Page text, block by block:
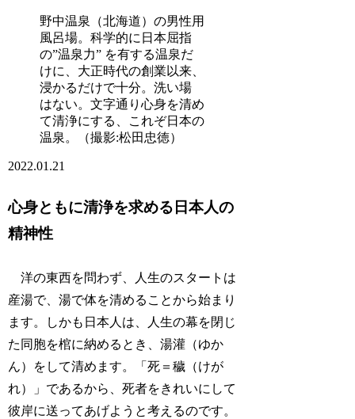
野中温泉（北海道）の男性用
風呂場。科学的に日本屈指
の”温泉力” を有する温泉だ
けに、大正時代の創業以来、
浸かるだけで十分。洗い場
はない。文字通り心身を清め
て清浄にする、これぞ日本の
温泉。（撮影:松田忠徳）
2022.01.21
心身ともに清浄を求める日本人の
精神性
洋の東西を問わず、人生のスタートは
産湯で、湯で体を清めることから始まり
ます。しかも日本人は、人生の幕を閉じ
た同胞を棺に納めるとき、湯灌（ゆか
ん）をして清めます。「死＝穢（けが
れ）」であるから、死者をきれいにして
彼岸に送ってあげようと考えるのです。